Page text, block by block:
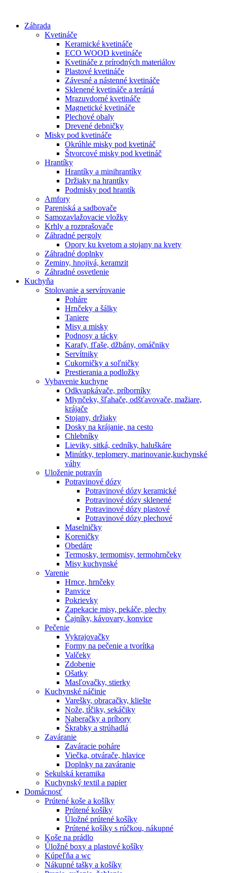
obsah
Záhrada
Kvetináče
Keramické kvetináče
ECO WOOD kvetináče
Kvetináče z prírodných materiálov
Plastové kvetináče
Závesné a nástenné kvetináče
Sklenené kvetináče a teráriá
Mrazuvdorné kvetináče
Magnetické kvetináče
Plechové obaly
Drevené debničky
Misky pod kvetináče
Okrúhle misky pod kvetináč
Štvorcové misky pod kvetináč
Hrantíky
Hrantíky a minihrantíky
Držiaky na hrantíky
Podmisky pod hrantík
Amfory
Pareniská a sadbovače
Samozavlažovacie vložky
Krhly a rozprašovače
Záhradné pergoly
Opory ku kvetom a stojany na kvety
Záhradné doplnky
Zeminy, hnojivá, keramzit
Záhradné osvetlenie
Kuchyňa
Stolovanie a servírovanie
Poháre
Hrnčeky a šálky
Taniere
Misy a misky
Podnosy a tácky
Karafy, fľaše, džbány, omáčniky
Servítniky
Cukorničky a soľničky
Prestierania a podložky
Vybavenie kuchyne
Odkvapkávače, príborníky
Mlynčeky, šľahače, odšťavovače, mažiare,
krájače
Stojany, držiaky
Dosky na krájanie, na cesto
Chlebníky
Lieviky, sitká, cedníky, haluškáre
Minútky, teplomery, marinovanie,kuchynské
váhy
Uloženie potravín
Potravinové dózy
Potravinové dózy keramické
Potravinové dózy sklenené
Potravinové dózy plastové
Potravinové dózy plechové
Maselničky
Koreničky
Obedáre
Termosky, termomisy, termohrnčeky
Misy kuchynské
Varenie
Hrnce, hrnčeky
Panvice
Pokrievky
Zapekacie misy, pekáče, plechy
Čajníky, kávovary, konvice
Pečenie
Vykrajovačky
Formy na pečenie a tvorítka
Valčeky
Zdobenie
Ošatky
Masľovačky, stierky
Kuchynské náčinie
Varešky, obracačky, kliešte
Nože, tĺčiky, sekáčiky
Naberačky a príbory
Škrabky a strúhadlá
Zaváranie
Zaváracie poháre
Viečka, otvárače, hlavice
Doplnky na zaváranie
Sekulská keramika
Kuchynský textil a papier
Domácnosť
Prútené koše a košíky
Prútené košíky
Úložné prútené košíky
Prútené košíky s rúčkou, nákupné
Koše na prádlo
Úložné boxy a plastové košíky
Kúpeľňa a wc
Nákupné tašky a košíky